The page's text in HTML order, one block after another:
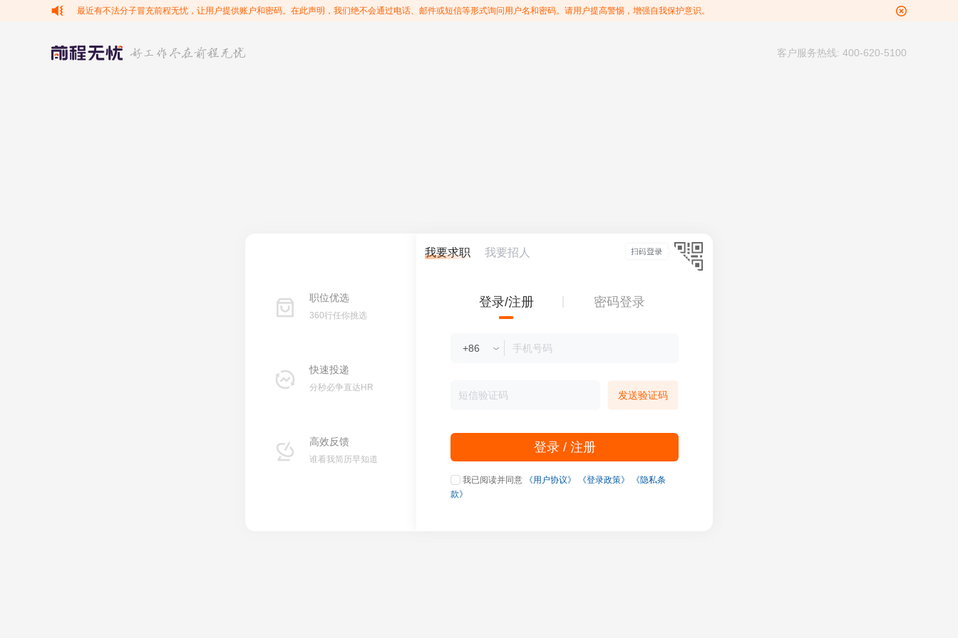
最近有不法分子冒充前程无忧，让用户提供账户和密码。在此声明，我们绝不会通过电话、邮件或短信等形式询问用户名和密码。请用户提高警惕，增强自我保护意识。
客户服务热线: 400-620-5100
职位优选
360行任你挑选
快速投递
分秒必争直达HR
高效反馈
谁看我简历早知道
我要求职 我要招人
登录/注册 密码登录
发送验证码
登录 / 注册
我已阅读并同意 《用户协议》 《登录政策》
《隐私条
款》